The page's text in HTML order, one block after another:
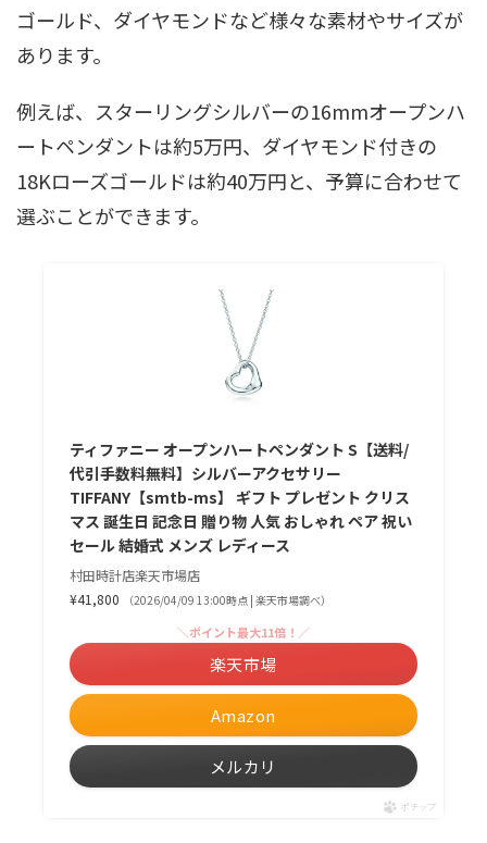
ゴールド、ダイヤモンドなど様々な素材やサイズが
あります。
例えば、スターリングシルバーの16mmオープンハ
ートペンダントは約5万円、ダイヤモンド付きの
18Kローズゴールドは約40万円と、予算に合わせて
選ぶことができます。
ティファニー オープンハートペンダント S【送料/
代引手数料無料】シルバーアクセサリー
TIFFANY【smtb-ms】 ギフト プレゼント クリス
マス 誕生日 記念日 贈り物 人気 おしゃれ ペア 祝い
セール 結婚式 メンズ レディース
村田時計店楽天市場店
¥41,800
（2026/04/09 13:00時点 | 楽天市場調べ）
Amazon
＼ポイント最大11倍！／
楽天市場
メルカリ
ポチップ